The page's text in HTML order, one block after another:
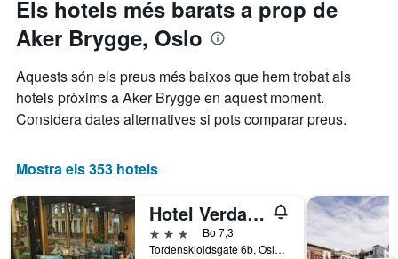
Els hotels més barats a prop de
Aker Brygge, Oslo
Aquests són els preus més baixos que hem trobat als
hotels pròxims a Aker Brygge en aquest moment.
Considera dates alternatives si pots comparar preus.
Mostra els 353 hotels
Hotel Verdandi Oslo
3 estrellesBo 7,3
Tordenskioldsgate 6b, Oslo, Oslo, Noruega